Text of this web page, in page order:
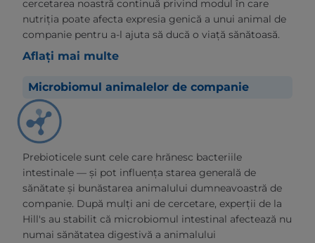
cercetarea noastră continuă privind modul în care
nutriția poate afecta expresia genică a unui animal de
companie pentru a-l ajuta să ducă o viață sănătoasă.
Aflați mai multe
Microbiomul animalelor de companie
Prebioticele sunt cele care hrănesc bacteriile
intestinale — și pot influența starea generală de
sănătate și bunăstarea animalului dumneavoastră de
companie. După mulți ani de cercetare, experții de la
Hill's au stabilit că microbiomul intestinal afectează nu
numai sănătatea digestivă a animalului